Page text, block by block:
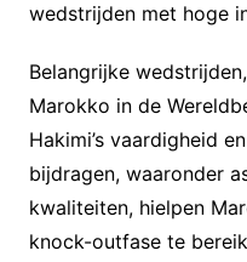
wedstrijden met hoge
Belangrijke
Marokko in de
Hakimi’s vaardigheid
bijdragen, waaronder
kwaliteiten, hielpen
knock-outfase te